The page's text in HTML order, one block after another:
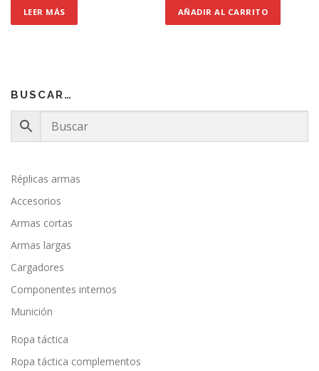
LEER MÁS AÑADIR AL CARRITO
BUSCAR…
Réplicas armas
Accesorios
Armas cortas
Armas largas
Cargadores
Componentes internos
Munición
Ropa táctica
Ropa táctica complementos